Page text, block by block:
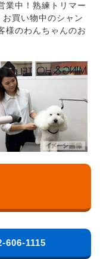
業中！熟練トリマー
買い物中のシャン
様のわんちゃんのお
606-1115